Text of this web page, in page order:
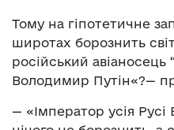
Тому на гіпотетичне
широтах борознить
російський авіаносець
Володимир Путін«?—
— «Імператор усія